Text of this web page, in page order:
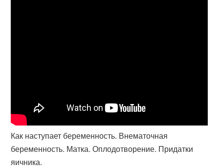
Как наступает беременность. Внематочная
беременность. Матка. Оплодотворение. Придатки
яичника.